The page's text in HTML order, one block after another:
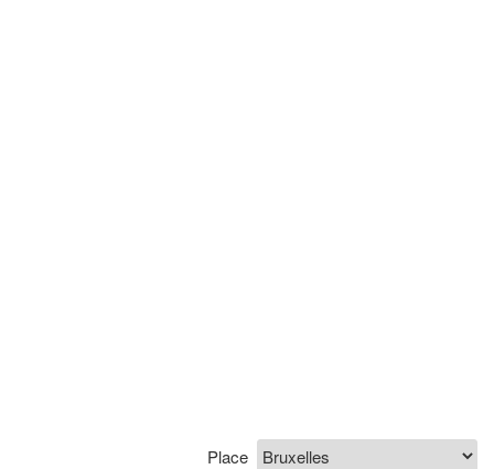
Place